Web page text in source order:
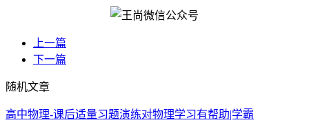
上一篇
下一篇
随机文章
高中物理-课后适量习题演练对物理学习有帮助|学霸